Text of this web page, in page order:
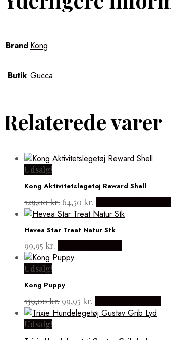
Brand Kong
Butik Gucca
Relaterede varer
Udsalg!
Kong Aktivitetslegetøj Reward Shell
129,00kr. Den
oprindelige
var:
129,00 kr..
64,50 kr.
aktuelle
er:
64,50 kr..
Hevea Star Treat Natur Stk
99,95 kr.
Udsalg!
Kong Puppy
159,00kr. Den
oprindelige
99,95 kr.
aktuelle
Udsalg!